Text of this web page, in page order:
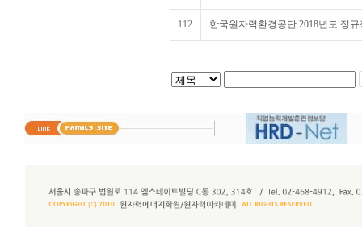
112 한국원자력환경공단 2018년도 정규